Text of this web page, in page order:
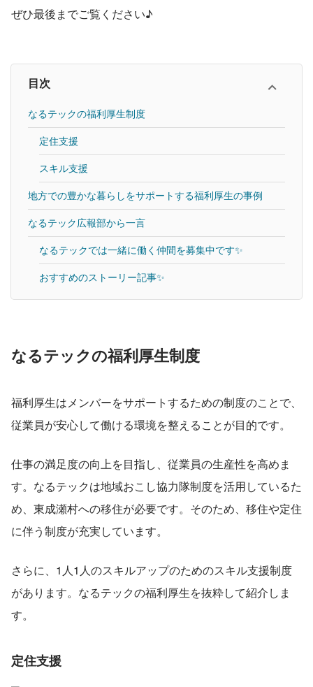
ぜひ最後までご覧ください♪
目次
なるテックの福利厚生制度
定住支援
スキル支援
地方での豊かな暮らしをサポートする福利厚生の事例
なるテック広報部から一言
なるテックでは一緒に働く仲間を募集中です✨
おすすめのストーリー記事✨
なるテックの福利厚生制度
福利厚生はメンバーをサポートするための制度のことで、
従業員が安心して働ける環境を整えることが目的です。
仕事の満足度の向上を目指し、従業員の生産性を高めま
す。なるテックは地域おこし協力隊制度を活用しているた
め、東成瀬村への移住が必要です。そのため、移住や定住
に伴う制度が充実しています。
さらに、1人1人のスキルアップのためのスキル支援制度
があります。なるテックの福利厚生を抜粋して紹介しま
す。
定住支援